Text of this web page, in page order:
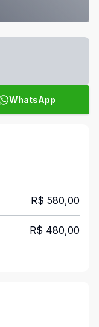
WhatsApp
R$ 580,00
R$ 480,00